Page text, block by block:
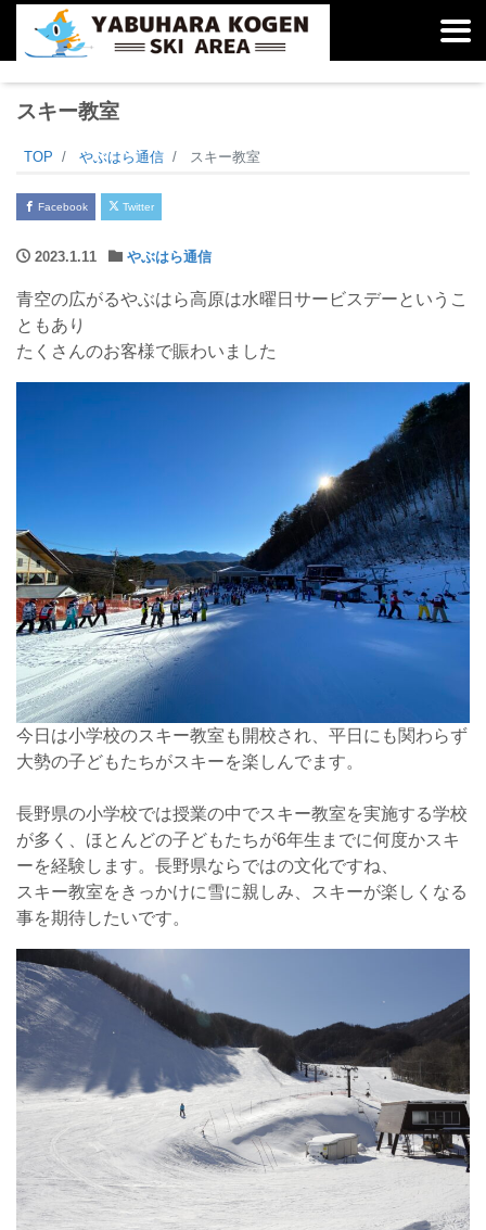
スキー教室
TOP やぶはら通信 スキー教室
Facebook Twitter
2023.1.11 やぶはら通信
青空の広がるやぶはら高原は水曜日サービスデーというこ
ともあり
たくさんのお客様で賑わいました
今日は小学校のスキー教室も開校され、平日にも関わらず
大勢の子どもたちがスキーを楽しんでます。
長野県の小学校では授業の中でスキー教室を実施する学校
が多く、ほとんどの子どもたちが6年生までに何度かスキ
ーを経験します。長野県ならではの文化ですね、
スキー教室をきっかけに雪に親しみ、スキーが楽しくなる
事を期待したいです。